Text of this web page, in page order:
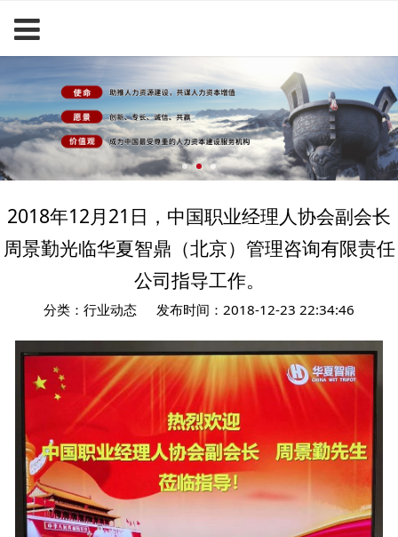
2018年12月21日，中国职业经理人协会副会长
周景勤光临华夏智鼎（北京）管理咨询有限责任
公司指导工作。
分类：行业动态 发布时间：2018-12-23 22:34:46